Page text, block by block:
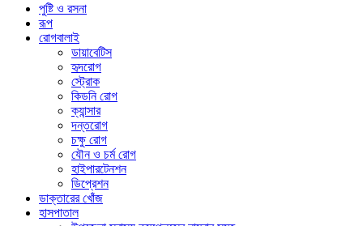
পুষ্টি ও রসনা
রূপ
রোগবালাই
ডায়াবেটিস
হৃদরোগ
স্ট্রোক
কিডনি রোগ
ক্যান্সার
দন্তরোগ
চক্ষু রোগ
যৌন ও চর্ম রোগ
হাইপারটেনশন
ডিপ্রেশন
ডাক্তারের খোঁজ
হাসপাতাল